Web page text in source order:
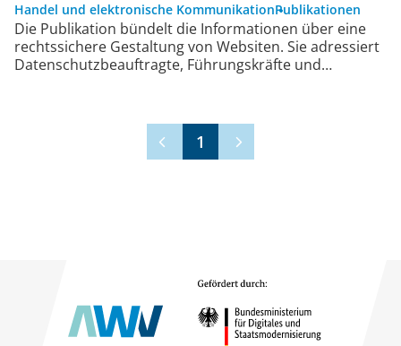
Handel und elektronische KommunikationPublikationen
Die Publikation bündelt die Informationen über eine
rechtssichere Gestaltung von Websiten. Sie adressiert
Datenschutzbeauftragte, Führungskräfte und…
1